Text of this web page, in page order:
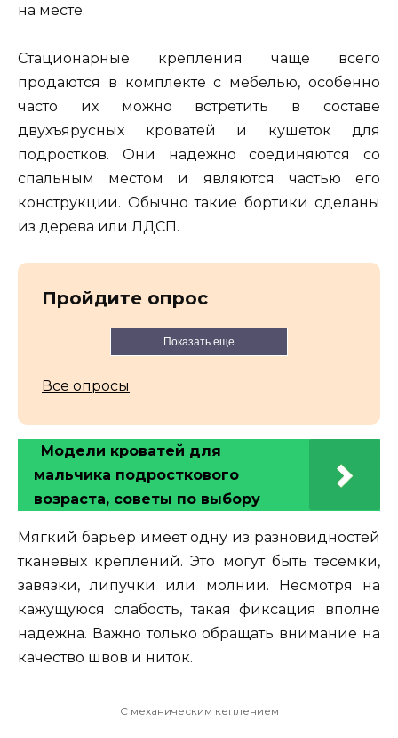
на месте.
Стационарные крепления чаще всего
продаются в комплекте с мебелью, особенно
часто их можно встретить в составе
двухъярусных кроватей и кушеток для
подростков. Они надежно соединяются со
спальным местом и являются частью его
конструкции. Обычно такие бортики сделаны
из дерева или ЛДСП.
Пройдите опрос
Показать еще
Все опросы
Модели кроватей для
мальчика подросткового
возраста, советы по выбору
Мягкий барьер имеет одну из разновидностей
тканевых креплений. Это могут быть тесемки,
завязки, липучки или молнии. Несмотря на
кажущуюся слабость, такая фиксация вполне
надежна. Важно только обращать внимание на
качество швов и ниток.
С механическим кеплением